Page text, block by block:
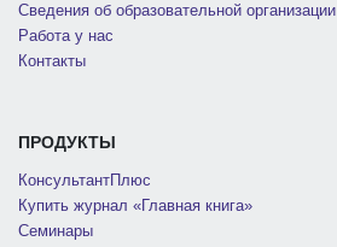
Сведения об образовательной организации
Работа у нас
Контакты
ПРОДУКТЫ
КонсультантПлюс
Купить журнал «Главная книга»
Семинары